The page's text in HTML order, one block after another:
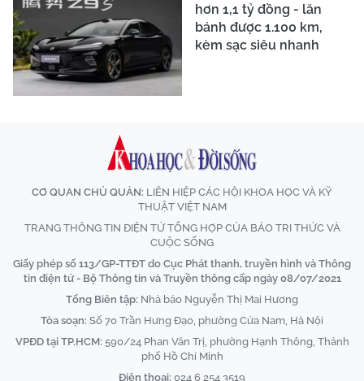
hơn 1,1 tỷ đồng - lăn
bánh được 1.100 km,
kèm sạc siêu nhanh
CƠ QUAN CHỦ QUẢN: LIÊN HIỆP CÁC HỘI KHOA HỌC VÀ KỸ
THUẬT VIỆT NAM
TRANG THÔNG TIN ĐIỆN TỬ TỔNG HỢP CỦA BÁO TRI THỨC VÀ
CUỘC SỐNG
Giấy phép số 113/GP-TTĐT do Cục Phát thanh, truyền hình và Thông
tin điện tử - Bộ Thông tin và Truyền thông cấp ngày 08/07/2021
Tổng Biên tập: Nhà báo Nguyễn Thị Mai Hương
Tòa soạn: Số 70 Trần Hưng Đạo, phường Cửa Nam, Hà Nội
VPĐD tại TP.HCM: 590/24 Phan Văn Trị, phường Hạnh Thông, Thành
phố Hồ Chí Minh
Điện thoại: 024 6 254 3519